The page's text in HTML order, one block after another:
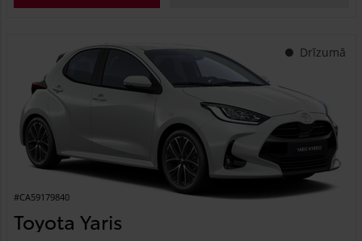
Drīzumā
#CA59179840
Toyota Yaris